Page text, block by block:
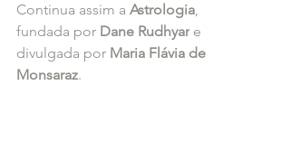
Continua assim a Astrologia,
fundada por Dane Rudhyar e
divulgada por Maria Flávia de
Monsaraz.